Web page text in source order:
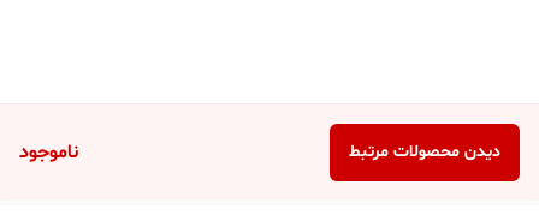
ناموجود دیدن محصولات مرتبط